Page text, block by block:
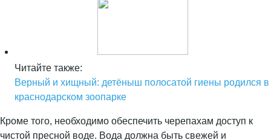
Читайте также:
Верный и хищный: детёныш полосатой гиены родился в
краснодарском зоопарке
Кроме того, необходимо обеспечить черепахам доступ к
чистой пресной воде. Вода должна быть свежей и